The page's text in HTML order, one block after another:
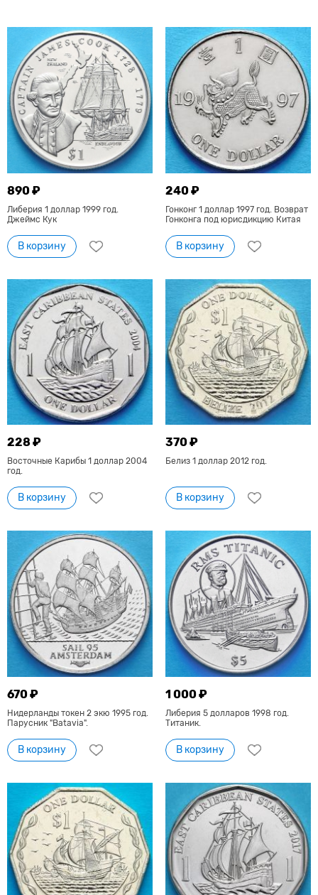
890 ₽
Либерия 1 доллар 1999 год.
Джеймс Кук
В корзину
240 ₽
Гонконг 1 доллар 1997 год. Возврат
Гонконга под юрисдикцию Китая
В корзину
228 ₽
Восточные Карибы 1 доллар 2004
год.
В корзину
370 ₽
Белиз 1 доллар 2012 год.
В корзину
670 ₽
Нидерланды токен 2 экю 1995 год.
Парусник "Batavia".
В корзину
1 000 ₽
Либерия 5 долларов 1998 год.
Титаник.
В корзину